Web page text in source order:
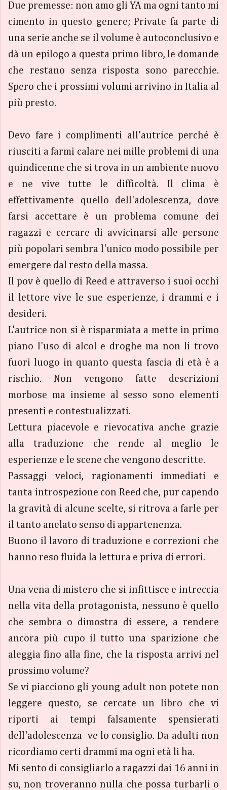
Due premesse: non amo gli YA ma ogni tanto mi
cimento in questo genere; Private fa parte di
una serie anche se il volume è autoconclusivo e
dà un epilogo a questa primo libro, le domande
che restano senza risposta sono parecchie.
Spero che i prossimi volumi arrivino in Italia al
più presto.
Devo fare i complimenti all'autrice perché è
riusciti a farmi calare nei mille problemi di una
quindicenne che si trova in un ambiente nuovo
e ne vive tutte le difficoltà. Il clima è
effettivamente quello dell'adolescenza, dove
farsi accettare è un problema comune dei
ragazzi e cercare di avvicinarsi alle persone
più popolari sembra l'unico modo possibile per
emergere dal resto della massa.
Il pov è quello di Reed e attraverso i suoi occhi
il lettore vive le sue esperienze, i drammi e i
desideri.
L'autrice non si è risparmiata a mette in primo
piano l'uso di alcol e droghe ma non li trovo
fuori luogo in quanto questa fascia di età è a
rischio. Non vengono fatte descrizioni
morbose ma insieme al sesso sono elementi
presenti e contestualizzati.
Lettura piacevole e rievocativa anche grazie
alla traduzione che rende al meglio le
esperienze e le scene che vengono descritte.
Passaggi veloci, ragionamenti immediati e
tanta introspezione con Reed che, pur capendo
la gravità di alcune scelte, si ritrova a farle per
il tanto anelato senso di appartenenza.
Buono il lavoro di traduzione e correzioni che
hanno reso fluida la lettura e priva di errori.
Una vena di mistero che si infittisce e intreccia
nella vita della protagonista, nessuno è quello
che sembra o dimostra di essere, a rendere
ancora più cupo il tutto una sparizione che
aleggia fino alla fine, che la risposta arrivi nel
prossimo volume?
Se vi piacciono gli young adult non potete non
leggere questo, se cercate un libro che vi
riporti ai tempi falsamente spensierati
dell'adolescenza ve lo consiglio. Da adulti non
ricordiamo certi drammi ma ogni età li ha.
Mi sento di consigliarlo a ragazzi dai 16 anni in
su, non troveranno nulla che possa turbarli o